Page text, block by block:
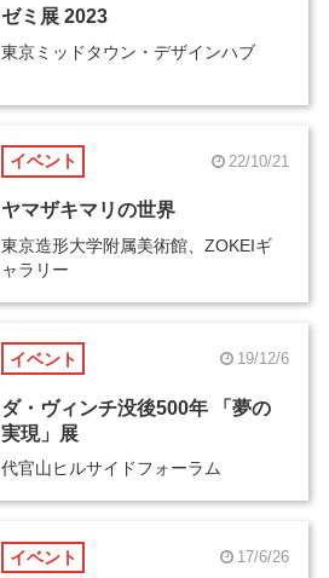
ゼミ展 2023
東京ミッドタウン・デザインハブ
イベント 22/10/21
ヤマザキマリの世界
東京造形大学附属美術館、ZOKEIギ
ャラリー
イベント 19/12/6
ダ・ヴィンチ没後500年 「夢の
実現」展
代官山ヒルサイドフォーラム
イベント 17/6/26